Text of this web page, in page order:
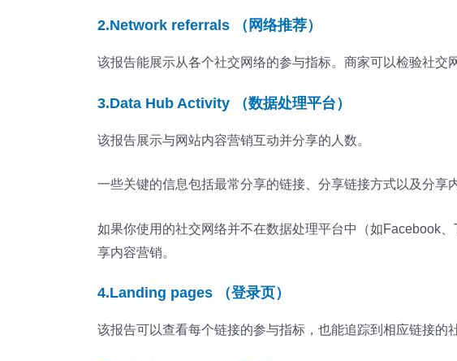
2.Network referrals （网络推荐）
该报告能展示从各个社交网络的参与指标。商家可以检验社交
3.Data Hub Activity （数据处理平台）
该报告展示与网站内容营销互动并分享的人数。
一些关键的信息包括最常分享的链接、分享链接方式以及分享
如果你使用的社交网络并不在数据处理平台中（如Facebook
享内容营销。
4.Landing pages （登录页）
该报告可以查看每个链接的参与指标，也能追踪到相应链接的